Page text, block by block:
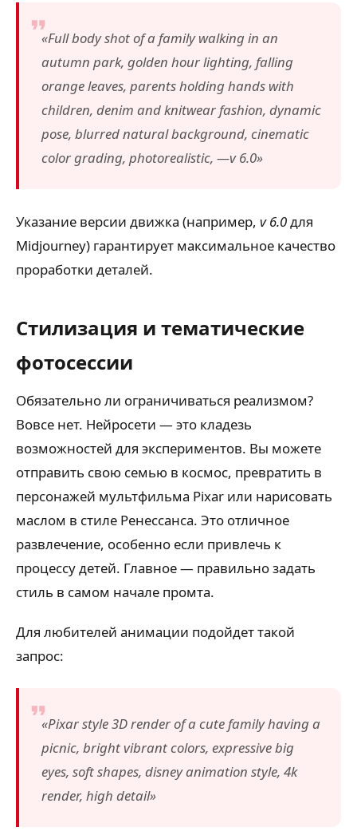
«Full body shot of a family walking in an
autumn park, golden hour lighting, falling
orange leaves, parents holding hands with
children, denim and knitwear fashion, dynamic
pose, blurred natural background, cinematic
color grading, photorealistic, —v 6.0»
Указание версии движка (например, v 6.0для
Midjourney) гарантирует максимальное качество
проработки деталей.
Стилизация и тематические
фотосессии
Обязательно ли ограничиваться реализмом?
Вовсе нет. Нейросети — это кладезь
возможностей для экспериментов. Вы можете
отправить свою семью в космос, превратить в
персонажей мультфильма Pixar или нарисовать
маслом в стиле Ренессанса. Это отличное
развлечение, особенно если привлечь к
процессу детей. Главное — правильно задать
стиль в самом начале промта.
Для любителей анимации подойдет такой
запрос:
«Pixar style 3D render of a cute family having a
picnic, bright vibrant colors, expressive big
eyes, soft shapes, disney animation style, 4k
render, high detail»